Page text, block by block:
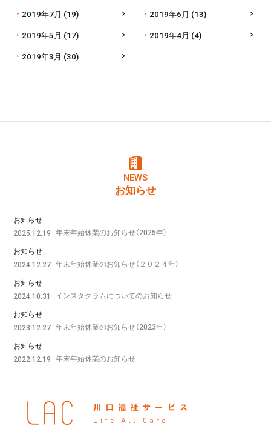
2019年7月 (19) 2019年6月 (13)
2019年5月 (17) 2019年4月 (4)
2019年3月 (30)
NEWS
お知らせ
2025.12.19
お知らせ
年末年始休業のお知らせ（2025年）
2024.12.27
お知らせ
年末年始休業のお知らせ（２０２４年）
2024.10.31
お知らせ
インスタグラムについてのお知らせ
2023.12.27
お知らせ
年末年始休業のお知らせ（2023年）
2022.12.19
お知らせ
年末年始休業のお知らせ